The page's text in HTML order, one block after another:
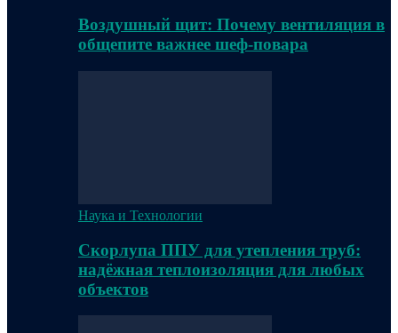
Воздушный щит: Почему вентиляция в
общепите важнее шеф-повара
Наука и Технологии
Скорлупа ППУ для утепления труб:
надёжная теплоизоляция для любых
объектов